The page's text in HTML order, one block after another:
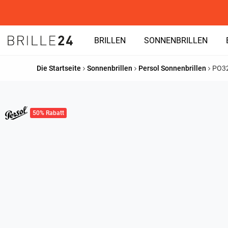
BRILLEN SONNENBRILLEN
Die Startseite Sonnenbrillen Persol Sonnenbrillen
50% Rabatt